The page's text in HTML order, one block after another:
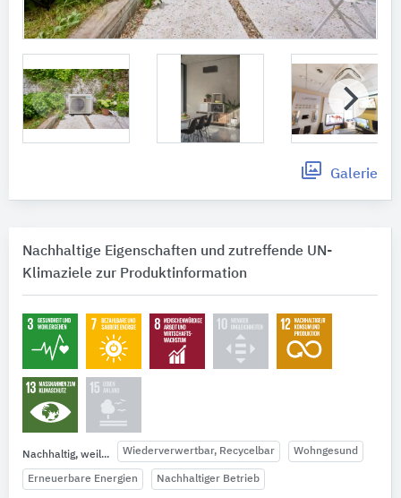
Galerie
Nachhaltige Eigenschaften und zutreffende UN-
Klimaziele zur Produktinformation
Nachhaltig, weil... Wiederverwertbar, Recycelbar Wohngesund
Erneuerbare Energien Nachhaltiger Betrieb